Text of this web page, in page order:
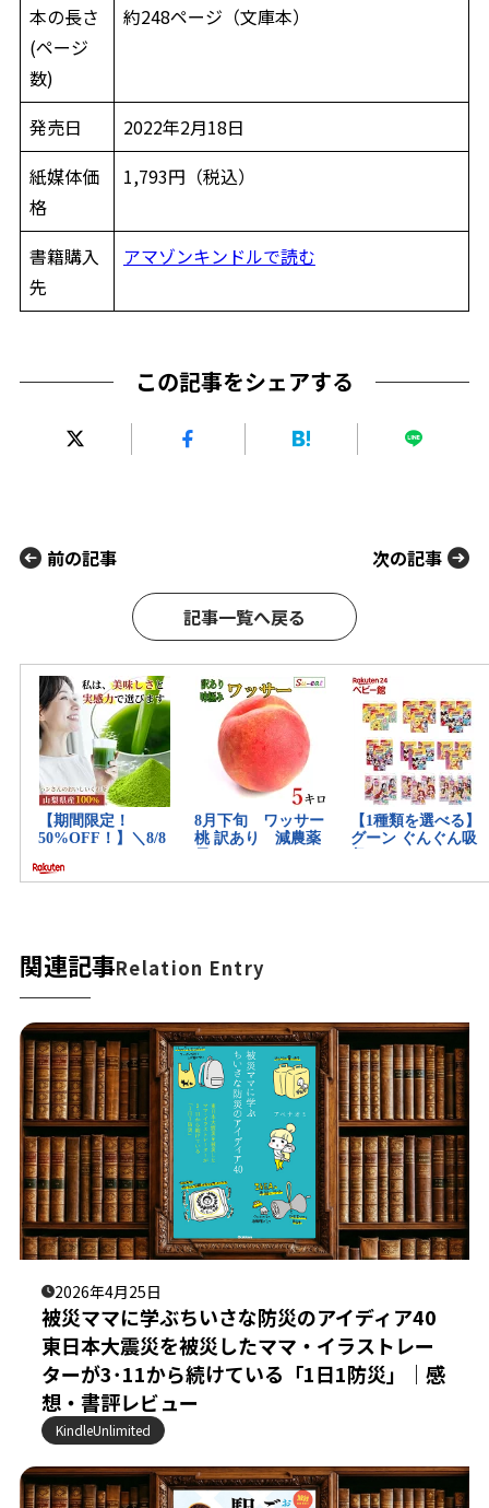
本の長さ
(ページ
数)
約248ページ（文庫本）
発売日
2022年2月18日
紙媒体価
格
1,793円（税込）
書籍購入
先
アマゾンキンドルで読む
この記事をシェアする
前の記事
記事一覧へ戻る
次の記事
関連記事Relation Entry
2026年4月25日
被災ママに学ぶちいさな防災のアイディア40
東日本大震災を被災したママ・イラストレー
ターが3･11から続けている「1日1防災」｜感
想・書評レビュー
KindleUnlimited